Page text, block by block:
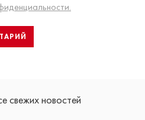
свежих новостей